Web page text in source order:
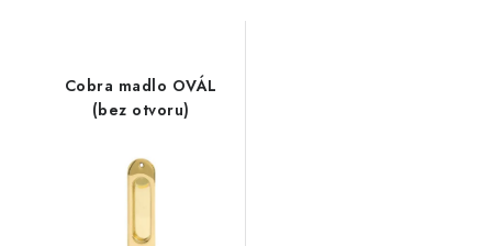
Cobra madlo OVÁL
(bez otvoru)